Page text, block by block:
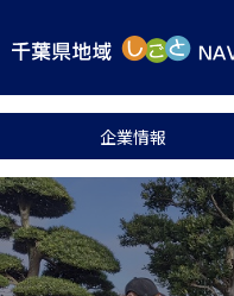
企業情報